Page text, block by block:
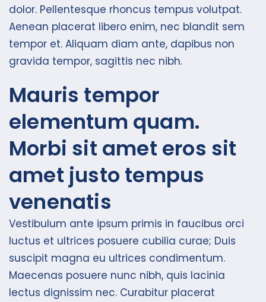
dolor. Pellentesque rhoncus tempus volutpat.
Aenean placerat libero enim, nec blandit sem
tempor et. Aliquam diam ante, dapibus non
gravida tempor, sagittis nec nibh.
Mauris tempor
elementum quam.
Morbi sit amet eros sit
amet justo tempus
venenatis
Vestibulum ante ipsum primis in faucibus orci
luctus et ultrices posuere cubilia curae; Duis
suscipit magna eu ultrices condimentum.
Maecenas posuere nunc nibh, quis lacinia
lectus dignissim nec. Curabitur placerat